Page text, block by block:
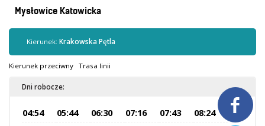

Sprzedaż biletów u kierowców
Jaworznicka Karta Miejska
Open Payment System
Mysłowice Katowicka
Kierunek: Krakowska Pętla
Kierunek przeciwny Trasa linii
Dni robocze:
04:54 05:44 06:30 07:16 07:43
08:24